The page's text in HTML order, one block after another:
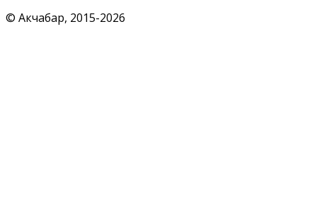
© Акчабар, 2015-2026